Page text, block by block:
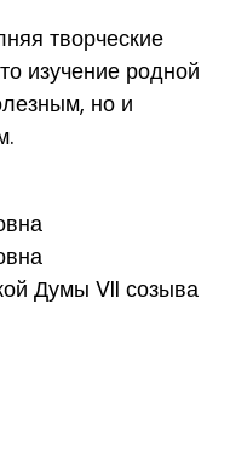
творческие
изучение родной
но и
Думы VII созыва